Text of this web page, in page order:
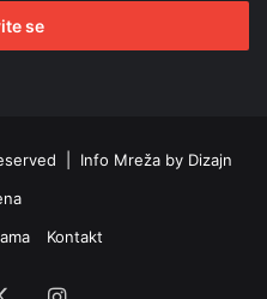
| Info Mreža by Dizajn
Kontakt